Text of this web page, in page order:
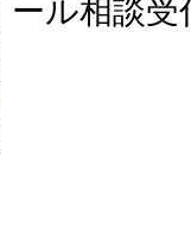
ール相談受